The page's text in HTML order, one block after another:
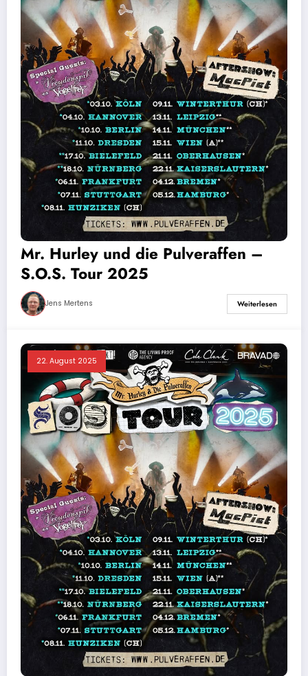
Mr. Hurley und die Pulveraffen –
S.O.S. Tour 2025
Jens Mertens Weiterlesen
22. August 2025